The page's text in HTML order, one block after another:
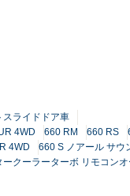
ライドドア車
4WD 660 RM 660 RS
4WD
660 S ノアール サウ
クーラーターボ リモコン